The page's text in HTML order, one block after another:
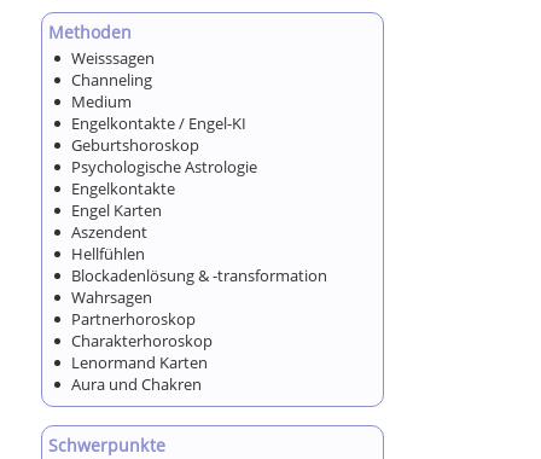
Methoden
Weisssagen
Channeling
Medium
Engelkontakte / Engel-KI
Geburtshoroskop
Psychologische Astrologie
Engelkontakte
Engel Karten
Aszendent
Hellfühlen
Blockadenlösung & -transformation
Wahrsagen
Partnerhoroskop
Charakterhoroskop
Lenormand Karten
Aura und Chakren
Schwerpunkte